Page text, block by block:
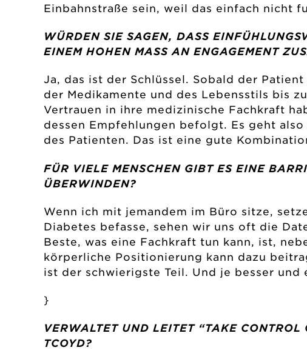
Einbahnstraße sein, weil das einfach nicht
WÜRDEN SIE SAGEN, DASS
EINEM HOHEN MASS AN ENGAGEMENT
Ja, das ist der Schlüssel. Sobald der
der Medikamente und des Lebensstils bis
Vertrauen in ihre medizinische Fachkraft
dessen Empfehlungen befolgt. Es geht
des Patienten. Das ist eine gute
FÜR VIELE MENSCHEN GIBT ES EINE
ÜBERWINDEN?
Wenn ich mit jemandem im Büro sitze,
Diabetes befasse, sehen wir uns oft die
Beste, was eine Fachkraft tun kann, ist,
körperliche Positionierung kann dazu
ist der schwierigste Teil. Und je besser
}
VERWALTET UND LEITET “TAKE
TCOYD?